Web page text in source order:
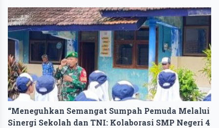
“Meneguhkan Semangat Sumpah Pemuda Melalui
Sinergi Sekolah dan TNI: Kolaborasi SMP Negeri 4